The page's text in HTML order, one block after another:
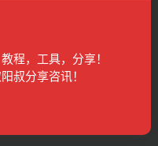
程，工具，分享！
叔分享咨讯！